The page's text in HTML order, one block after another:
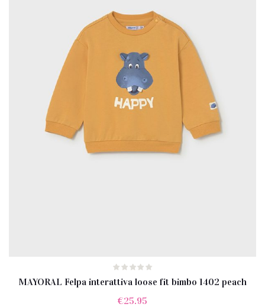
MAYORAL Felpa interattiva loose fit bimbo 1402 peach
€25.95